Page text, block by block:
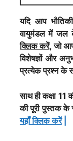
यदि आप
वायुमंडल में जल
क्लिक करें, जो
विशेषज्ञों और
प्रत्येक प्रश्न के
साथ ही कक्षा 11
की पूरी पुस्तक के
यहाँ क्लिक करेें|